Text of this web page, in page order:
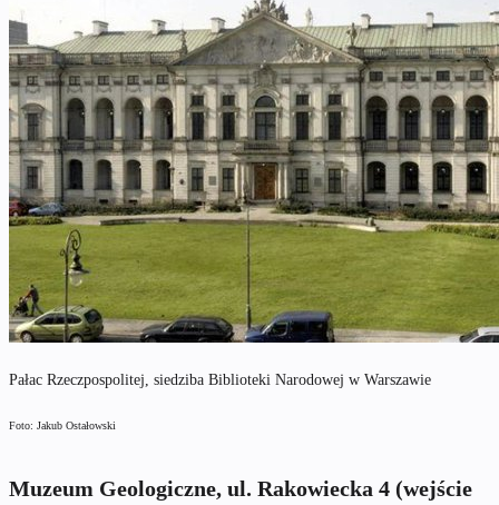
Pałac Rzeczpospolitej, siedziba Biblioteki Narodowej w Warszawie
Foto: Jakub Ostałowski
Muzeum Geologiczne, ul. Rakowiecka 4 (wejście